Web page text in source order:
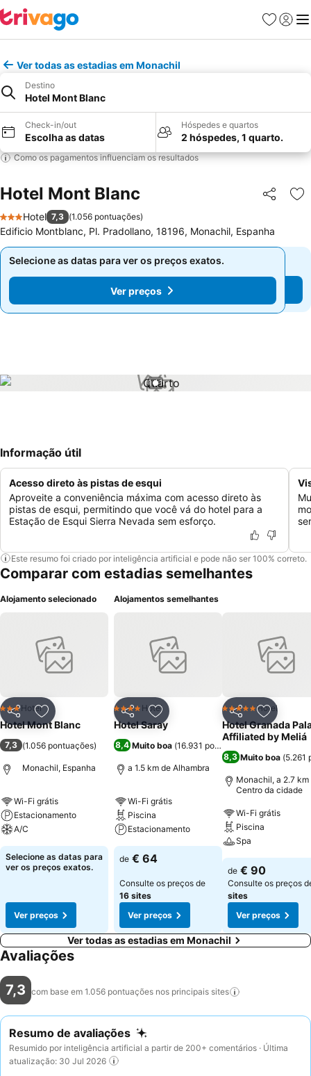
Favoritos
Iniciar
Ver todas as estadias em Monachil
Destino
Hotel Mont Blanc
Check-in/out
Escolha as datas
Hóspedes e quartos
2 hóspedes, 1 quarto.
Como os pagamentos influenciam os resultados
Hotel Mont Blanc Partilhar
3 Estrelas
Hotel 7,3 (1.056 pontuações)
Edificio Montblanc, Pl. Pradollano, 18196, Monachil, Espanha
Selecione as datas para ver os preços exatos.
Ver preços
Selecione as datas para ver os preços exatos.
Ver preços
1 / 1
Informação útil
Acesso direto às pistas de esqui
Aproveite a conveniência máxima com acesso direto às
pistas de esqui, permitindo que você vá do hotel para a
Estação de Esqui Sierra Nevada sem esforço.
Este resumo foi criado por inteligência artificial e pode não ser 100% correto.
Comparar com estadias semelhantes
Alojamento selecionado
PartilharAdicionar aos favoritos
3 Estrelas
Hotel
Hotel Mont Blanc
7,3 (1.056 pontuações)
Monachil, Espanha
Wi-Fi grátis
Estacionamento
A/C
Selecione as datas para
ver os preços exatos.
Ver preços
Alojamentos semelhantes
PartilharAdicionar aos favoritos
4 EstrelasHotel
Hotel Saray
8,4 Muito boa (16.931 pontuações
a 1.5 km de Alhambra
Wi-Fi grátis
Piscina
Estacionamento
de € 64
Consulte os preços de
16 sites
Ver preços
Partilhar
5 EstrelasHotel
Hotel Granada
Affiliated by Meliá
8,3 Muito boa (5.261
Monachil, a 2.7 km
Centro da cidade
Wi-Fi grátis
Piscina
Spa
de € 90
Consulte os preços
sites
Ver preços
Ver todas as estadias em Monachil
Avaliações
7,3 com base em 1.056 pontuações nos principais sites
Resumo de avaliações
Resumido por inteligência artificial a partir de 200+ comentários · Última
atualização: 30 Jul 2026